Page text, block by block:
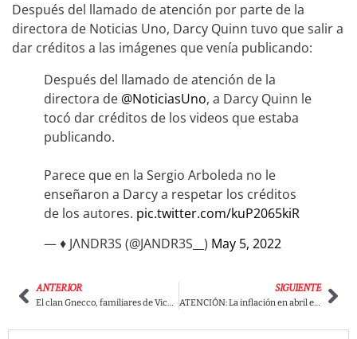
Después del llamado de atención por parte de la
directora de Noticias Uno, Darcy Quinn tuvo que salir a
dar créditos a las imágenes que venía publicando:
Después del llamado de atención de la
directora de @NoticiasUno, a Darcy Quinn le
tocó dar créditos de los videos que estaba
publicando.
Parece que en la Sergio Arboleda no le
enseñaron a Darcy a respetar los créditos
de los autores. pic.twitter.com/kuP2065kiR
— ♦️ JΛNDR3S (@JANDR3S__) May 5, 2022
ANTERIOR
El clan Gnecco, familiares de Vicky Dávila, la maquinaria de Fico en el César
SIGUIENTE
ATENCIÓN: La inflación en abril en Colombia llegó al 9,23%, la más alta en 21 años